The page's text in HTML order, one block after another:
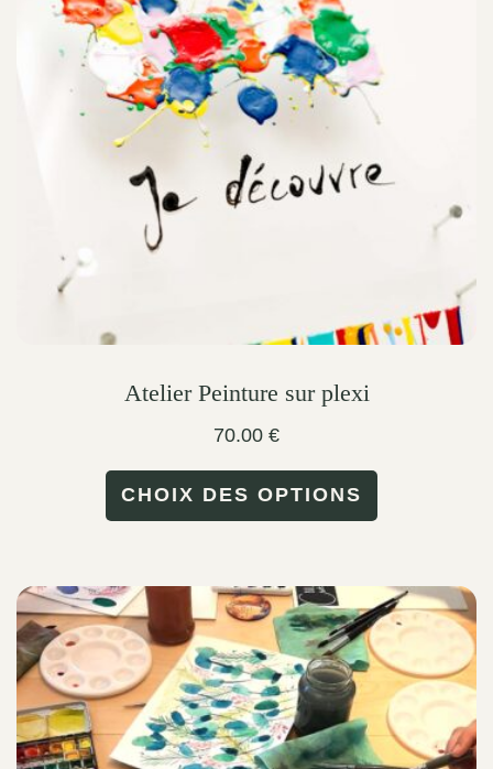
Atelier Peinture sur plexi
70.00 €
CHOIX DES OPTIONS
multiple
variants.
The
options
may